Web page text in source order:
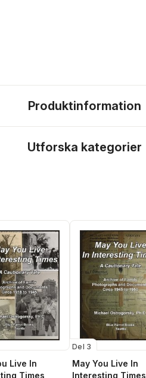
Produktinformation
Utforska kategorier
Live In
Times
Del 3
May You Live In
Interesting Times